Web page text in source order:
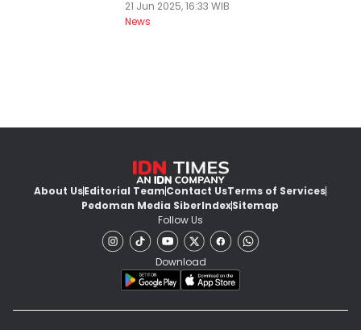
21 Jun 2025, 16:33 WIB
News
About UsEditorial TeamContact UsTerms of Services
Pedoman Media SiberIndexSitemap
Follow Us
Download